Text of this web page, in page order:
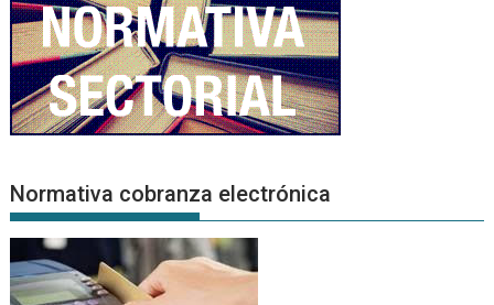
Normativa cobranza electrónica